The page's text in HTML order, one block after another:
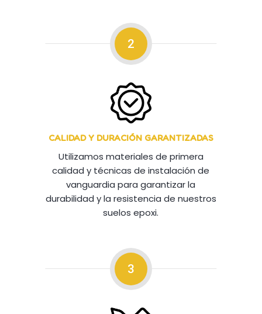
2
CALIDAD Y DURACIÓN GARANTIZADAS
Utilizamos materiales de primera
calidad y técnicas de instalación de
vanguardia para garantizar la
durabilidad y la resistencia de nuestros
suelos epoxi.
3